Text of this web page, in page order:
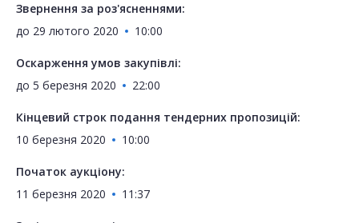
Звернення за роз'ясненнями:
до 29 лютого 2020 10:00
Оскарження умов закупівлі:
до 5 березня 2020 22:00
Кінцевий строк подання тендерних пропозицій:
10 березня 2020
10:00
Початок аукціону:
11 березня 2020
11:37